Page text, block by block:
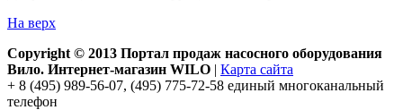
На верх
Copyright © 2013 Портал продаж насосного оборудования
Вило. Интернет-магазин WILO | Карта сайта
+ 8 (495) 989-56-07, (495) 775-72-58 единый многоканальный
телефон